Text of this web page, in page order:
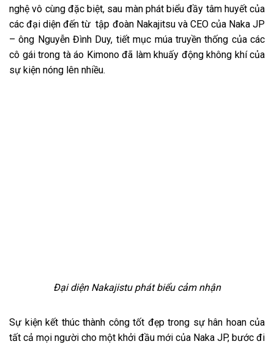
nghệ vô cùng đặc biệt, sau màn phát biểu đầy tâm huyết của
các đại diện đến từ tập đoàn Nakajitsu và CEO của Naka JP
– ông Nguyễn Đình Duy, tiết mục múa truyền thống của các
cô gái trong tà áo Kimono đã làm khuấy động không khí của
sự kiện nóng lên nhiều.
Đại diện Nakajistu phát biểu cảm nhận
Sự kiện kết thúc thành công tốt đẹp trong sự hân hoan của
tất cả mọi người cho một khởi đầu mới của Naka JP, bước đi